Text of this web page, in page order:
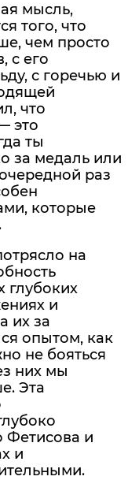
мысль,
того, что
чем просто
с его
с горечью и
что
это
ты
за медаль или
раз
которые
на
глубоких
и
их за
опытом, как
не бояться
них мы
Эта
Фетисова и
и